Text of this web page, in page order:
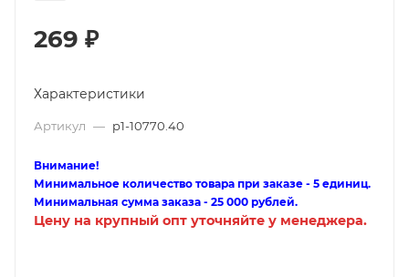
269 ₽
Характеристики
Артикул — p1-10770.40
Внимание!
Минимальное количество товара при заказе - 5 единиц.
Минимальная сумма заказа - 25 000 рублей.
Цену на крупный опт уточняйте у менеджера.